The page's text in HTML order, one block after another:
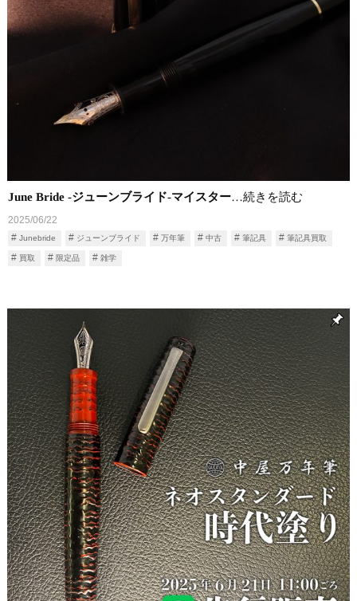
June Bride ‐ジューンブライド‐マイスター…続きを読む
2025/06/22
Junebride ジューンブライド 万年筆 中古 筆記具 筆記具買取
買取 限定品 雑学